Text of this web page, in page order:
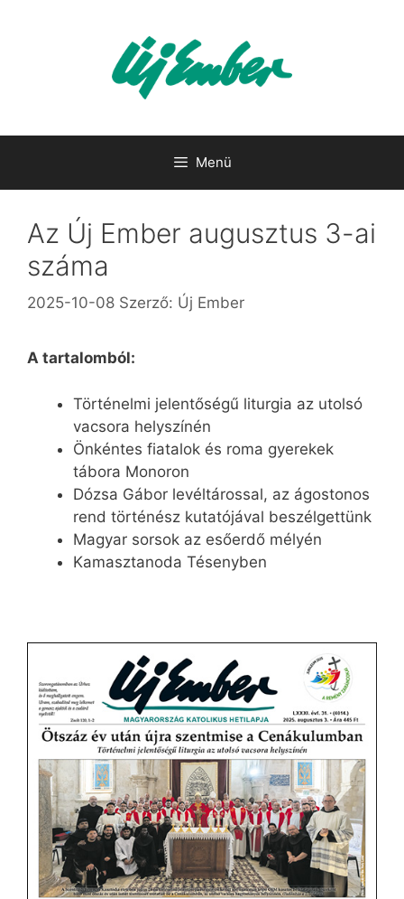
Menü
Az Új Ember augusztus 3-ai
száma
2025-10-08 Szerző: Új Ember
A tartalomból:
Történelmi jelentőségű liturgia az utolsó
vacsora helyszínén
Önkéntes fiatalok és roma gyerekek
tábora Monoron
Dózsa Gábor levéltárossal, az ágostonos
rend történész kutatójával beszélgettünk
Magyar sorsok az esőerdő mélyén
Kamasztanoda Tésenyben